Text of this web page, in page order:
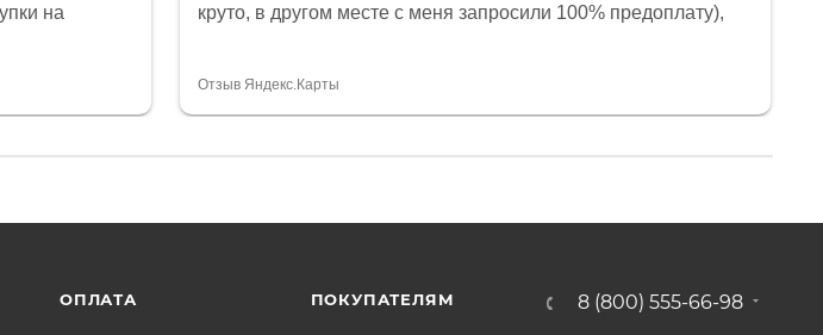
на
магазина
решена.
после
круто, в другом месте с меня запросили 100% предоплату),
спасибо отдельное, всегда на связи, очень детально всё
Отзыв Яндекс.Карты
ОПЛАТА ПОКУПАТЕЛЯМ 8 (800) 555-66-98